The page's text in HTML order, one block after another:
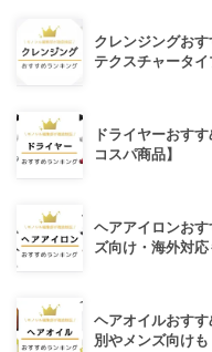
クレンジングお
テクスチャータイ
ドライヤーおす
コスパ商品】
ヘアアイロンお
ズ向け・海外対応
ヘアオイルおす
別やメンズ向けも